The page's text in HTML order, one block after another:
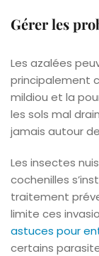
Gérer les
Les azalées
principalement
mildiou et la
les sols mal
jamais autour
Les insectes
cochenilles
traitement
limite ces
astuces pour
certains